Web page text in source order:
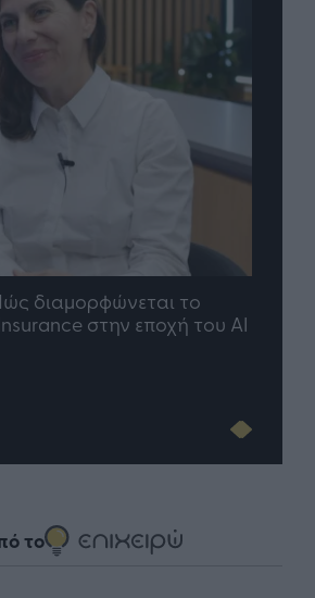
διαμορφώνεται το
στην εποχή του AI
το